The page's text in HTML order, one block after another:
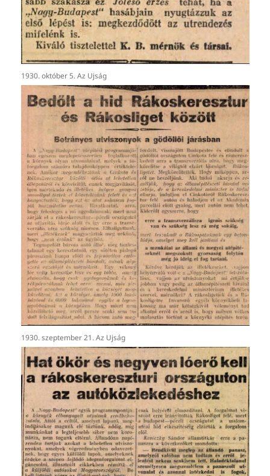
1930. október 5. Az Ujság
1930. szeptember 21. Az Ujság